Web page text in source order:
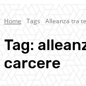
Home Tags Alleanza tra
Tag:
carcere